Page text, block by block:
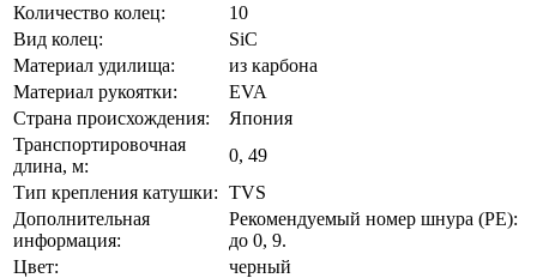
Количество колец:
10
Вид колец:
SiC
Материал удилища:
из карбона
Материал рукоятки:
EVA
Страна происхождения:
Япония
Транспортировочная
длина, м:
0, 49
Тип крепления катушки: TVS
Дополнительная
информация:
Рекомендуемый номер шнура (PE):
до 0, 9.
Цвет:
черный